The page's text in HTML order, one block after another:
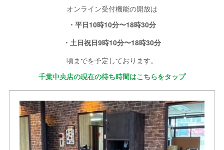
オンライン受付機能の開放は
・平日10時10分〜18時30分
・土日祝日9時10分〜18時30分
頃までを予定しております。
千葉中央店の現在の待ち時間はこちらをタップ